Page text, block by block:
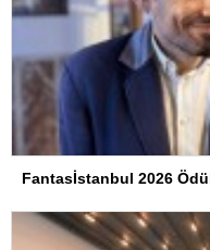
Fantasİstanbul 2026